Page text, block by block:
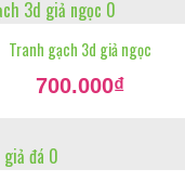
Tranh gạch 3d giả ngọc
Giá
gốc
700.000₫